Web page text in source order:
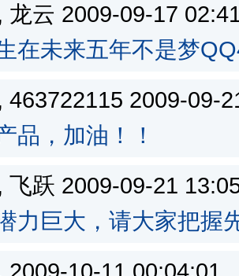
龙云 2009-09-17
在未来五年不是梦
463722115 2009-
品，加油！！
飞跃 2009-09-21
力巨大，请大家把握